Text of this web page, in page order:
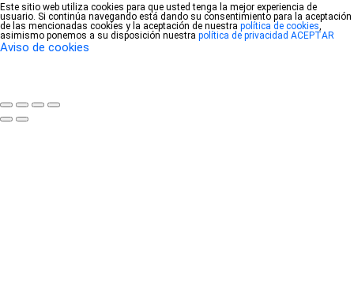
Este sitio web utiliza cookies para que usted tenga la mejor experiencia de
usuario. Si continúa navegando está dando su consentimiento para la aceptación
de las mencionadas cookies y la aceptación de nuestra política de cookies,
asimismo ponemos a su disposición nuestra política de privacidad ACEPTAR
Aviso de cookies